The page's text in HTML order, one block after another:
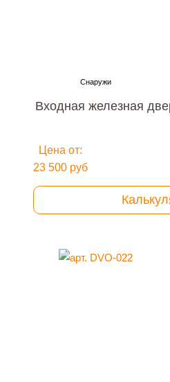
Входная железная
Цена от:
23 500 руб